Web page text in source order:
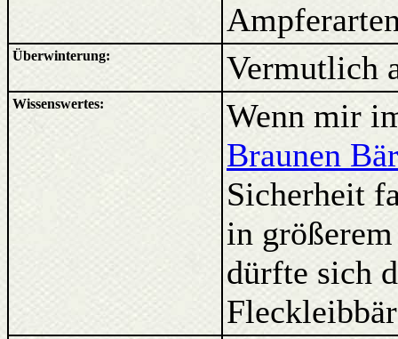
Überwinterung: Vermutlich
Wissenswertes:
Wenn mir
Braunen
Sicherheit
in
dürfte sich